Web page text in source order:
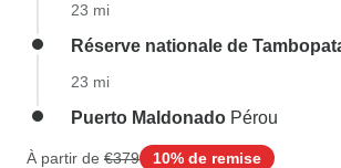
23 mi
Réserve nationale de
23 mi
Puerto Maldonado Pérou
À partir de €379 10% de remise